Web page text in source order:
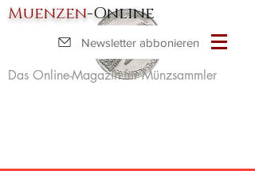
Muenzen-Online
Das Online-Magazin für Münzsammler
Newsletter abbonieren